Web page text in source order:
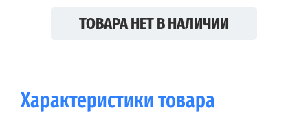
ТОВАРА НЕТ В НАЛИЧИИ
Характеристики товара